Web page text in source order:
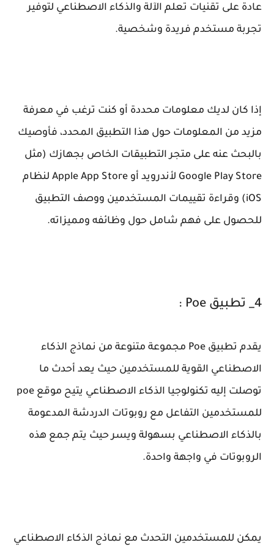
عادة على تقنيات تعلم الآلة والذكاء الاصطناعي لتوفير
تجربة مستخدم فريدة وشخصية.
إذا كان لديك معلومات محددة أو كنت ترغب في معرفة
مزيد من المعلومات حول هذا التطبيق المحدد، فأوصيك
بالبحث عنه على متجر التطبيقات الخاص بجهازك (مثل
Google Play Store لأندرويد أو Apple App Store لنظام
iOS) وقراءة تقييمات المستخدمين ووصف التطبيق
للحصول على فهم شامل حول وظائفه ومميزاته.
4_ تطبيق Poe :
يقدم تطبيق Poe مجموعة متنوعة من نماذج الذكاء
الاصطناعي القوية للمستخدمين حيث يعد أحدث ما
توصلت إليه تكنولوجيا الذكاء الاصطناعي يتيح موقع poe
للمستخدمين التفاعل مع روبوتات الدردشة المدعومة
بالذكاء الاصطناعي بسهولة ويسر حيث يتم جمع هذه
الروبوتات في واجهة واحدة.
يمكن للمستخدمين التحدث مع نماذج الذكاء الاصطناعي